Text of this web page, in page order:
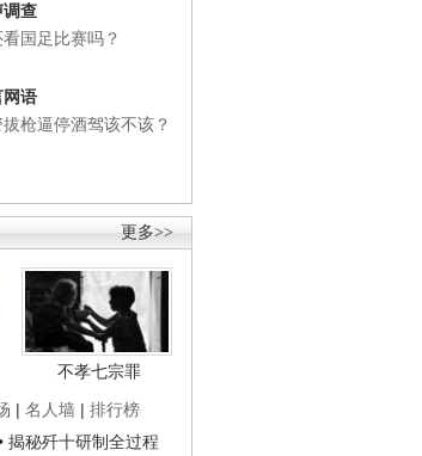
调查
国足比赛吗？
网语
枪逼停酒驾该不该？
更多>>
不孝七宗罪
| 名人墙 | 排行榜
揭秘歼十研制全过程